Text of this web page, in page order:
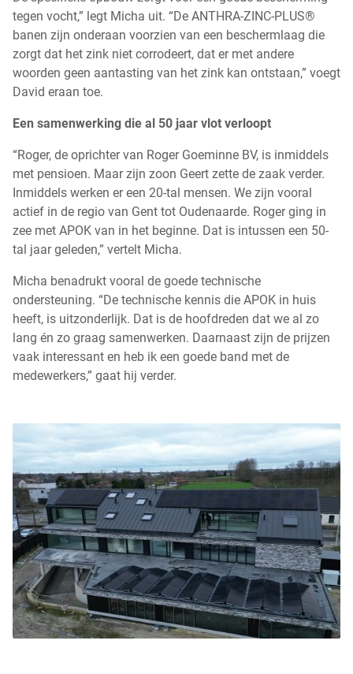
tegen vocht,” legt Micha uit. “De ANTHRA-ZINC-PLUS®
banen zijn onderaan voorzien van een beschermlaag die
zorgt dat het zink niet corrodeert, dat er met andere
woorden geen aantasting van het zink kan ontstaan,” voegt
David eraan toe.
Een samenwerking die al 50 jaar vlot verloopt
“Roger, de oprichter van Roger Goeminne BV, is inmiddels
met pensioen. Maar zijn zoon Geert zette de zaak verder.
Inmiddels werken er een 20-tal mensen. We zijn vooral
actief in de regio van Gent tot Oudenaarde. Roger ging in
zee met APOK van in het beginne. Dat is intussen een 50-
tal jaar geleden,” vertelt Micha.
Micha benadrukt vooral de goede technische
ondersteuning. “De technische kennis die APOK in huis
heeft, is uitzonderlijk. Dat is de hoofdreden dat we al zo
lang én zo graag samenwerken. Daarnaast zijn de prijzen
vaak interessant en heb ik een goede band met de
medewerkers,” gaat hij verder.